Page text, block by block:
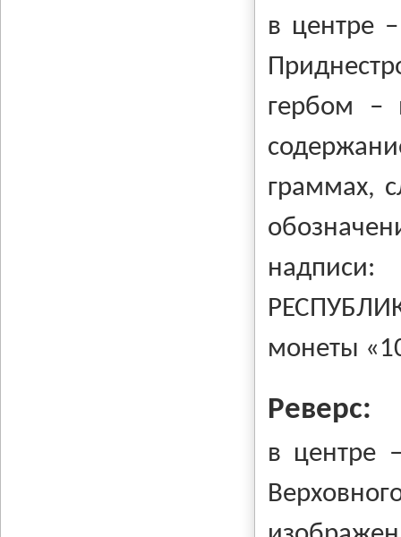
в центре
гербом –
граммах,
монеты
Реверс:
в центре